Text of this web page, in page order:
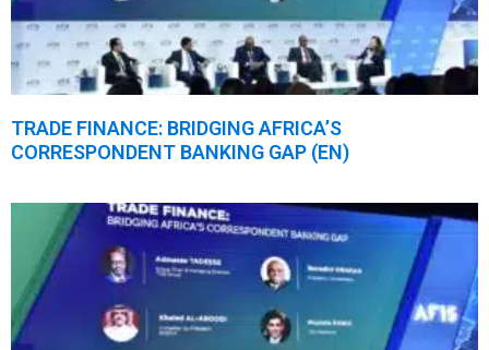
TRADE FINANCE: BRIDGING AFRICA’S
CORRESPONDENT BANKING GAP (EN)